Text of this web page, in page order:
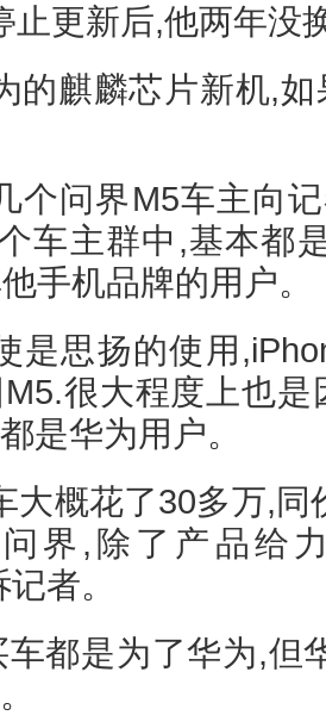
止更新后,他两年没
的麒麟芯片新机,
个问界M5车主向
车主群中,基本都
手机品牌的用户。
是思扬的使用
很大程度上也是
是华为用户。
大概花了30多万,
界,除了产品给
者。
车都是为了华为,但